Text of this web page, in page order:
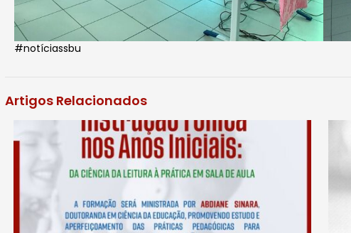
#notíciassbu
Artigos Relacionados